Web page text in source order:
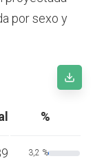
por sexo y
%
3,2 %